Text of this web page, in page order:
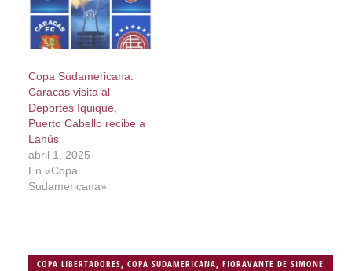
Copa Sudamericana:
Caracas visita al
Deportes Iquique,
Puerto Cabello recibe a
Lanús
abril 1, 2025
En «Copa
Sudamericana»
COPA LIBERTADORES,COPA SUDAMERICANA,FIORAVANTE DE SIMONE